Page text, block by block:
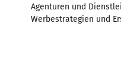
Agenturen und
Werbestrategien und